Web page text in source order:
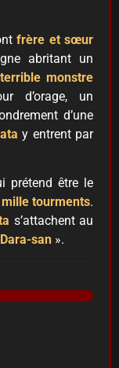
frère et sœur
abritant un
terrible monstre
d’orage, un
d’une
y entrent par
prétend être le
mille tourments.
s’attachent au
Dara-san ».